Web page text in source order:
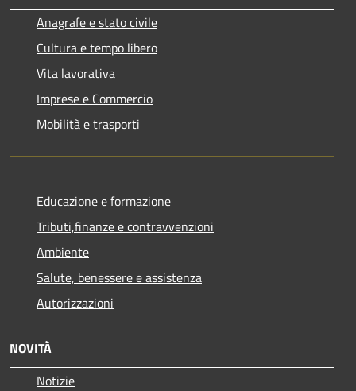
Anagrafe e stato civile
Cultura e tempo libero
Vita lavorativa
Imprese e Commercio
Mobilità e trasporti
Educazione e formazione
Tributi,finanze e contravvenzioni
Ambiente
Salute, benessere e assistenza
Autorizzazioni
NOVITÀ
Notizie